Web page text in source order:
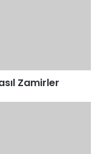
Zamirler